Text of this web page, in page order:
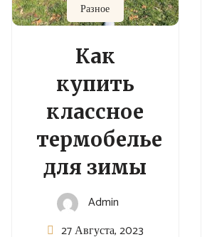
Разное
Как
купить
классное
термобелье
для зимы
Admin
27 Августа, 2023